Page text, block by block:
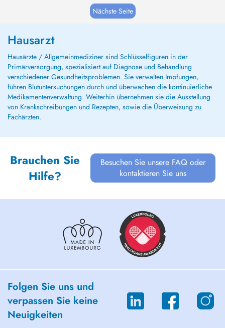
disponible ? Des créne...
Nächste Seite
Hausarzt
Hausärzte / Allgemeinmediziner sind Schlüsselfiguren in der
Primärversorgung, spezialisiert auf Diagnose und Behandlung
verschiedener Gesundheitsproblemen. Sie verwalten Impfungen,
führen Blutuntersuchungen durch und überwachen die kontinuierliche
Medikamentenverwaltung. Weiterhin übernehmen sie die Ausstellung
von Krankschreibungen und Rezepten, sowie die Überweisung zu
Fachärzten.
Brauchen Sie
Hilfe?
Besuchen Sie unsere FAQ oder
kontaktieren Sie uns
Folgen Sie uns und
verpassen Sie keine
Neuigkeiten